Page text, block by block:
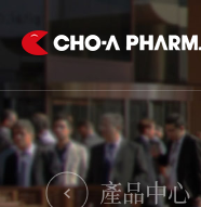
產品中心